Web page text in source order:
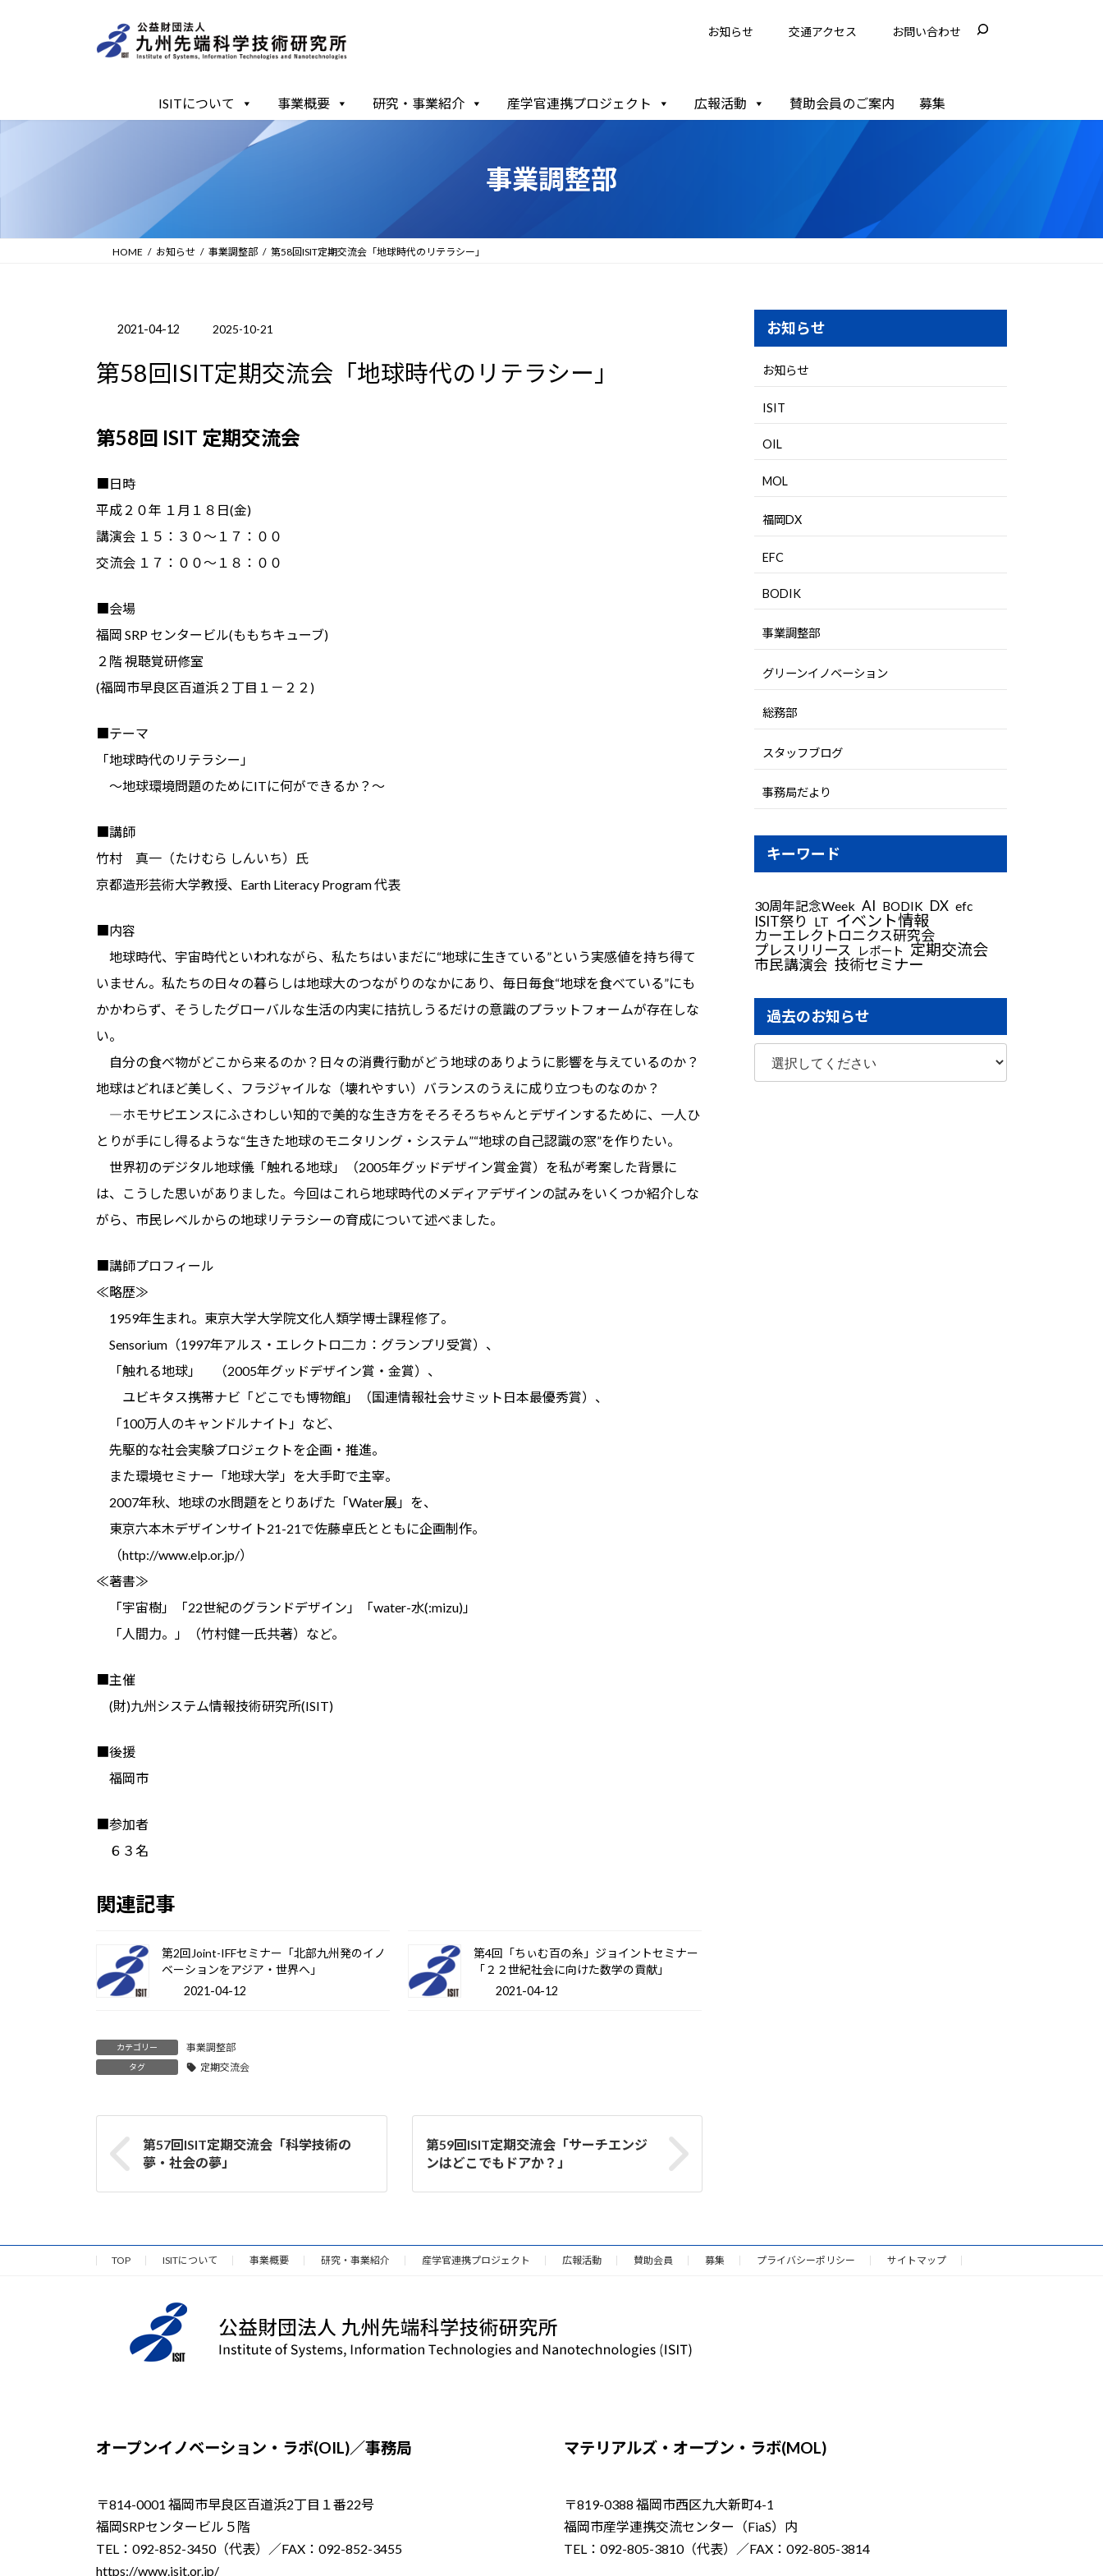
お知らせ 交通アクセス お問い合わせ
ISITについて 事業概要 研究・事業紹介 産学官連携プロジェクト 広報活動 賛助会員のご案内 募集
事業調整部
HOME お知らせ 事業調整部 第58回ISIT定期交流会「地球時代のリテラシー」
2021-04-12
最
更
新
:
2025-10-21
第58回ISIT定期交流会「地球時代のリテラシー」
第58回 ISIT 定期交流会
■日時
平成２０年 １月１８日(金)
講演会 １５：３０～１７：００
交流会 １７：００～１８：００
■会場
福岡 SRP センタービル(ももちキューブ)
２階 視聴覚研修室
(福岡市早良区百道浜２丁目１－２２)
■テーマ
「地球時代のリテラシー」
～地球環境問題のためにITに何ができるか？～
■講師
竹村 真一（たけむら しんいち）氏
京都造形芸術大学教授、Earth Literacy Program 代表
■内容
地球時代、宇宙時代といわれながら、私たちはいまだに“地球に生きている”という実感値を持ち得て
いません。私たちの日々の暮らしは地球大のつながりのなかにあり、毎日毎食“地球を食べている”にも
かかわらず、そうしたグローバルな生活の内実に拮抗しうるだけの意識のプラットフォームが存在しな
い。
自分の食べ物がどこから来るのか？日々の消費行動がどう地球のありように影響を与えているのか？
地球はどれほど美しく、フラジャイルな（壊れやすい）バランスのうえに成り立つものなのか？
―ホモサピエンスにふさわしい知的で美的な生き方をそろそろちゃんとデザインするために、一人ひ
とりが手にし得るような“生きた地球のモニタリング・システム”“地球の自己認識の窓”を作りたい。
世界初のデジタル地球儀「触れる地球」（2005年グッドデザイン賞金賞）を私が考案した背景に
は、こうした思いがありました。今回はこれら地球時代のメディアデザインの試みをいくつか紹介しな
がら、市民レベルからの地球リテラシーの育成について述べました。
■講師プロフィール
≪略歴≫
1959年生まれ。東京大学大学院文化人類学博士課程修了。
Sensorium（1997年アルス・エレクトロ二カ：グランプリ受賞）、
「触れる地球」 （2005年グッドデザイン賞・金賞）、
ユビキタス携帯ナビ「どこでも博物館」（国連情報社会サミット日本最優秀賞）、
「100万人のキャンドルナイト」など、
先駆的な社会実験プロジェクトを企画・推進。
また環境セミナー「地球大学」を大手町で主宰。
2007年秋、地球の水問題をとりあげた「Water展」を、
東京六本木デザインサイト21-21で佐藤卓氏とともに企画制作。
（http://www.elp.or.jp/）
≪著書≫
「宇宙樹」「22世紀のグランドデザイン」「water-水(:mizu)」
「人間力。」（竹村健一氏共著）など。
■主催
(財)九州システム情報技術研究所(ISIT)
■後援
福岡市
■参加者
６３名
関連記事
第2回Joint-IFFセミナー「北部九州発のイノ
ベーションをアジア・世界へ」
2021-04-12
第4回「ちぃむ百の糸」ジョイントセミナー
「２２世紀社会に向けた数学の貢献」
2021-04-12
カテゴリー 事業調整部
タグ 定期交流会
第57回ISIT定期交流会「科学技術の
夢・社会の夢」
第59回ISIT定期交流会「サーチエンジ
ンはどこでもドアか？」
お知らせ
お知らせ
ISIT
OIL
MOL
福岡DX
EFC
BODIK
事業調整部
グリーンイノベーション
総務部
スタッフブログ
事務局だより
キーワード
30周年記念Week AI BODIK DX efc
ISIT祭り LT イベント情報
カーエレクトロニクス研究会
プレスリリース
レポート 定期交流会
市民講演会 技術セミナー
過去のお知らせ
TOP ISITについて 事業概要 研究・事業紹介 産学官連携プロジェクト 広報活動 賛助会員 募集 プライバシーポリシー サイトマップ
オープンイノベーション・ラボ(OIL)／事務局
〒814-0001 福岡市早良区百道浜2丁目１番22号
福岡SRPセンタービル５階
TEL：092-852-3450（代表）／FAX：092-852-3455
https://www.isit.or.jp/
マテリアルズ・オープン・ラボ(MOL)
〒819-0388 福岡市西区九大新町4-1
福岡市産学連携交流センター（FiaS）内
TEL：092-805-3810（代表）／FAX：092-805-3814